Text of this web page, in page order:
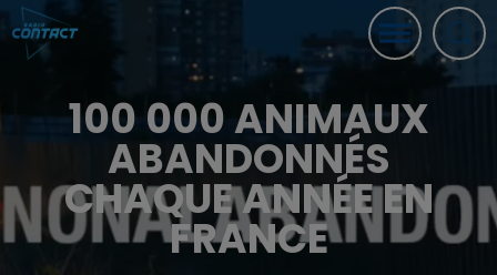
100 000 ANIMAUX
ABANDONNÉS
CHAQUE ANNÉE EN
FRANCE